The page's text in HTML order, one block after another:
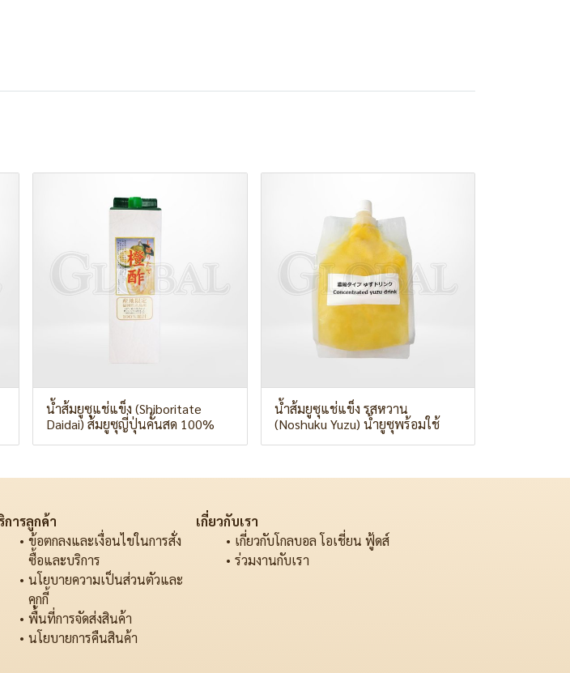
น้ำส้มยูซุแช่แข็ง (Shiboritate
Daidai) ส้มยูซุญี่ปุ่นคั้นสด 100%
น้ำส้มยูซุแช่แข็ง รสหวาน
(Noshuku Yuzu) น้ำยูซุพร้อมใช้
การลูกค้า
ข้อตกลงและเงื่อนไขในการสั่ง
ซื้อและบริการ
นโยบายความเป็นส่วนตัวและ
คุกกี้
พื้นที่การจัดส่งสินค้า
นโยบายการคืนสินค้า
เกี่ยวกับเรา
เกี่ยวกับโกลบอล โอเชี่ยน ฟู้ดส์
ร่วมงานกับเรา